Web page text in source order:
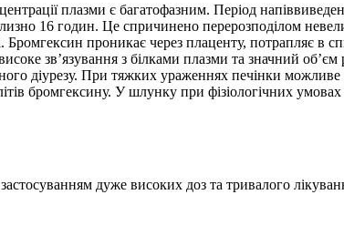
плазми є багатофазним. Період
16 годин. Це спричинено перерозподілом
Бромгексин проникає через плаценту, потрапляє
зв’язування з білками плазми та значний
діурезу. При тяжких ураженнях печінки
бромгексину. У шлунку при фізіологічних
дуже високих доз та тривалого